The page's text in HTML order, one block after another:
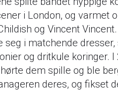
i London, og varmet
og Vincent
seg i matchende
og dritkule koringer. I
dem spille og ble
deres, og fikset